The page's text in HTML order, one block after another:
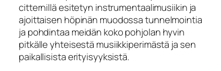
citternillä esitetyn instrumentaalimusiikin ja
ajoittaisen höpinän muodossa tunnelmointia
ja pohdintaa meidän koko pohjolan hyvin
pitkälle yhteisestä musiikkiperimästä ja sen
paikallisista erityisyyksistä.